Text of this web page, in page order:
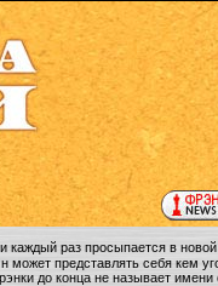
раз просыпается в
представлять себя кем
до конца не называет